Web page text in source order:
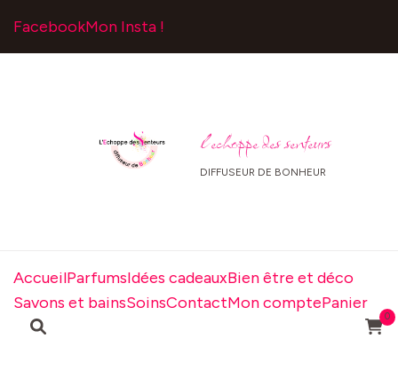
FacebookMon Insta !
l echoppe des senteurs
DIFFUSEUR DE BONHEUR
AccueilParfumsIdées cadeauxBien être et déco
Savons et bainsSoinsContactMon comptePanier
0